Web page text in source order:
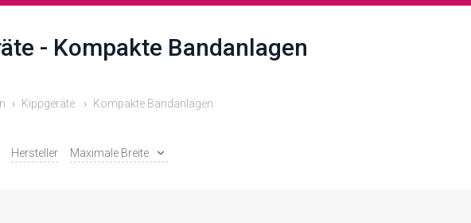
- Kompakte Bandanlagen
Kippgeräte Kompakte Bandanlagen
Hersteller Maximale Breite